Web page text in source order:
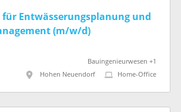
für Entwässerungsplanung und
(m/w/d)
Bauingenieurwesen +1
Hohen Neuendorf
Home-Office